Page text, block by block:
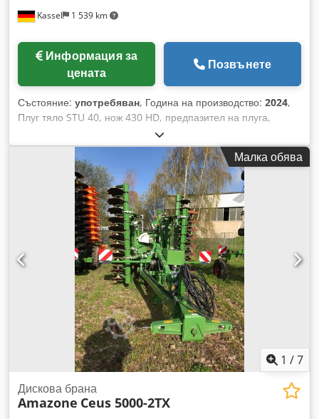
Kassel 1 539 km
Информация за
цената
Позвънете
Състояние: употребяван, Година на производство: 2024,
Плуг тяло STU 40, нож 430 HD, предпазител на плуга,
срезващ болт / Crjdpfx Ajuhnlmeb Tof
Малка обява
1 /7
Дискова брана
Amazone Ceus 5000-2TX